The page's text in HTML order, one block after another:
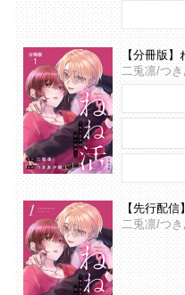
【分冊版
二兎凛/つ
【先行配信
二兎凛/つ